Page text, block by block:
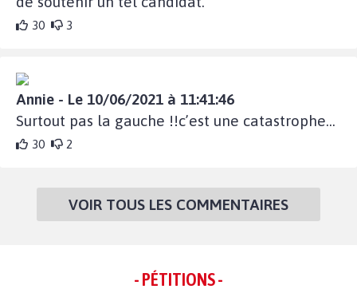
30 3
Annie - Le 10/06/2021 à 11:41:46
Surtout pas la gauche !!c’est une catastrophe...
30 2
VOIR TOUS LES COMMENTAIRES
- PÉTITIONS -